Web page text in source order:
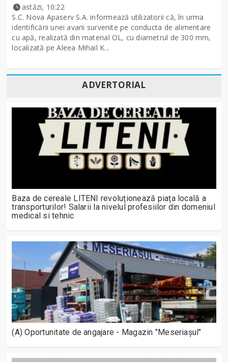
astăzi, 10:22
S.C. Nova Apaserv S.A. informează utilizatorii că, în urma
identificării unei avarii survenite pe conducta de alimentare
cu apă, realizată din material OL, cu diametrul de 300 mm,
localizată pe Aleea Mihail K...
ADVERTORIAL
Baza de cereale LITENI revoluționează piața locală a
transporturilor! Salarii la nivelul profesiilor din domeniul
medical si tehnic
(A) Oportunitate de angajare - Magazin "Meseriașul"